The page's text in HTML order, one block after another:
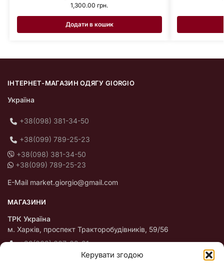
Керувати згодою
1,300.00 грн.
Додати в кошик
ІНТЕРНЕТ-МАГАЗИН ОДЯГУ GIORGIO
Україна
+38(098) 381-34-50
+38(099) 789-25-23
+38(098) 381-34-50
+38(099) 789-25-23
E-Mail market.giorgio@gmail.com
МАГАЗИНИ
ТРК Україна
м. Харків, проспект Тракторобудівників, 59/56
+38(068) 607-08-21
Пн – НД с 10:00 до 18:00